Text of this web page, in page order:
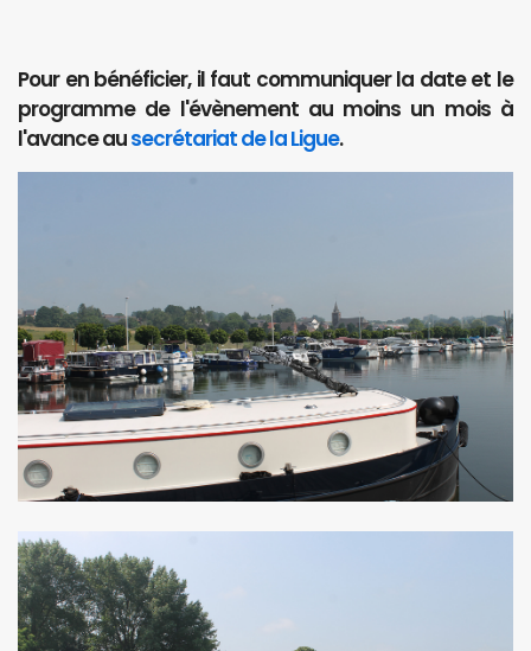
Pour en bénéficier, il faut communiquer la date et le
programme de l'évènement au moins un mois à
l'avance ausecrétariat de la Ligue.